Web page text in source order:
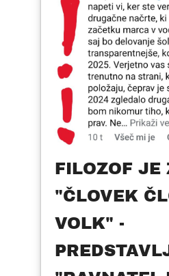
FILOZOF JE
"ČLOVEK
VOLK" -